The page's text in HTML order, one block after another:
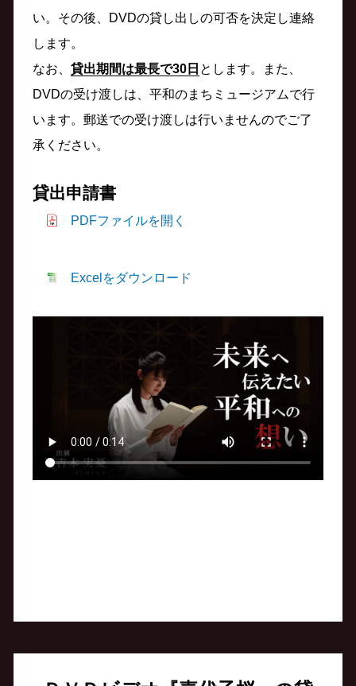
い。その後、DVDの貸し出しの可否を決定し連絡
します。
なお、 貸出期間は最長で30日 とします。また、
DVDの受け渡しは、平和のまちミュージアムで行
います。郵送での受け渡しは行いませんのでご了
承ください。
貸出申請書
PDFファイルを開く
Excelをダウンロード